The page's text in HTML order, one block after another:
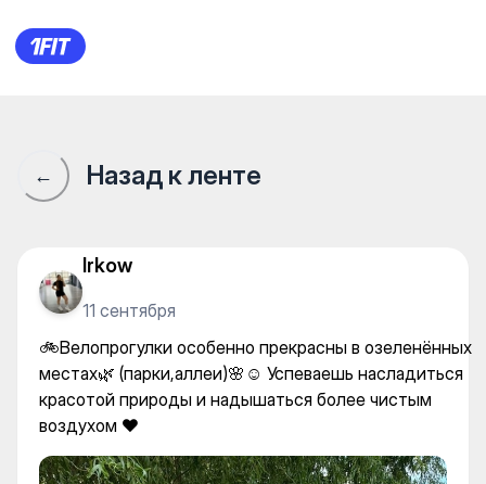
Atyrau Rental Station —
← Назад к ленте
Irkow
11 сентября
🚲Велопрогулки особенно прекрасны в озеленённых
местах🌿 (парки,аллеи)🌸☺️ Успеваешь насладиться
красотой природы и надышаться более чистым
воздухом ♥️